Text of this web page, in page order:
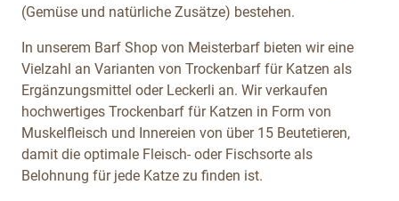
(Gemüse und natürliche Zusätze) bestehen.
In unserem Barf Shop von Meisterbarf bieten wir eine
Vielzahl an Varianten von Trockenbarf für Katzen als
Ergänzungsmittel oder Leckerli an. Wir verkaufen
hochwertiges Trockenbarf für Katzen in Form von
Muskelfleisch und Innereien von über 15 Beutetieren,
damit die optimale Fleisch- oder Fischsorte als
Belohnung für jede Katze zu finden ist.